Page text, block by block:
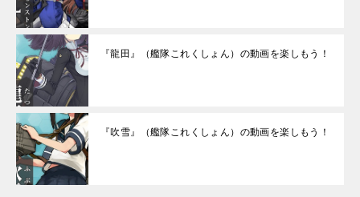
『龍田』（艦隊これくしょん）の動画を楽しもう！
『吹雪』（艦隊これくしょん）の動画を楽しもう！